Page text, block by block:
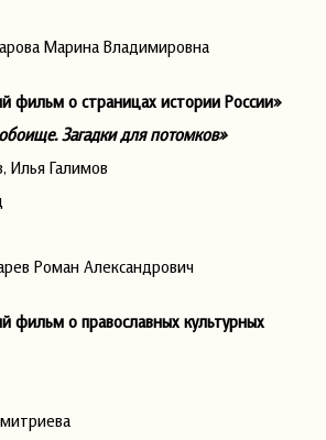
Марина Владимировна
фильм о страницах истории России»
Загадки для потомков»
Илья Галимов
Роман Александрович
фильм о православных культурных